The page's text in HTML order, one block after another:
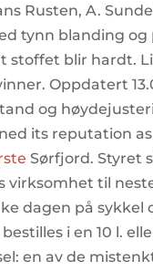
Rusten, A.
tynn blanding
stoffet blir hardt.
Oppdatert
og
its reputation
Sørfjord. Styret
til
dagen på
i en 10 l.
en av de